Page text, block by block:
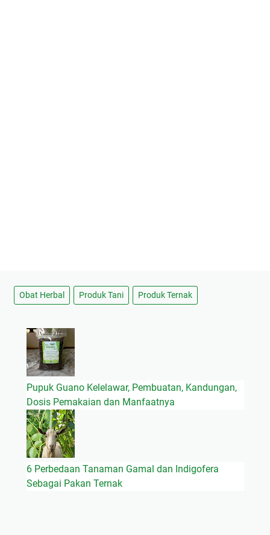
Obat Herbal Produk Tani Produk Ternak
Pupuk Guano Kelelawar, Pembuatan, Kandungan,
Dosis Pemakaian dan Manfaatnya
6 Perbedaan Tanaman Gamal dan Indigofera
Sebagai Pakan Ternak